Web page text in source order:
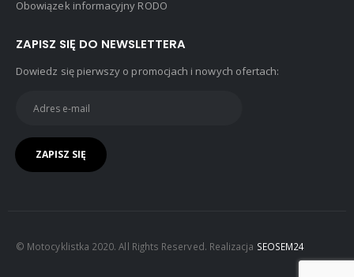
Obowiązek informacyjny RODO
ZAPISZ SIĘ DO NEWSLETTERA
Dowiedz się pierwszy o promocjach i nowych ofertach:
© Motocyklistka 2020. All Rights Reserved. Realizacja SEOSEM24